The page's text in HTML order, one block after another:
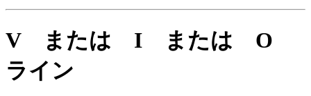
V または I または O
ライン